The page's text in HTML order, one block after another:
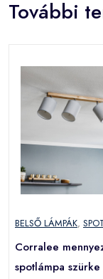
További
BELSŐ LÁMPÁK,
Corralee
spotlámpa szürke